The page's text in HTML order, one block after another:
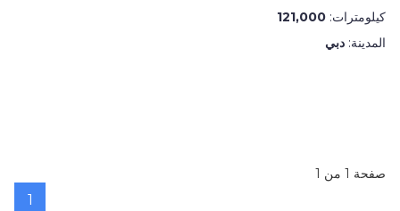
كيلومترات: 121,000
المدينة: دبي
صفحة 1 من 1
1